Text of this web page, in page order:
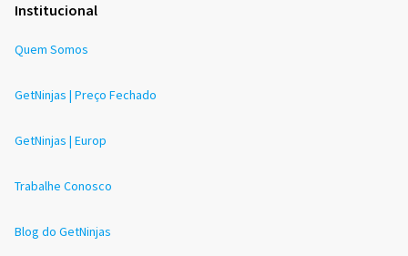
Institucional
Quem Somos
GetNinjas | Preço Fechado
GetNinjas | Europ
Trabalhe Conosco
Blog do GetNinjas